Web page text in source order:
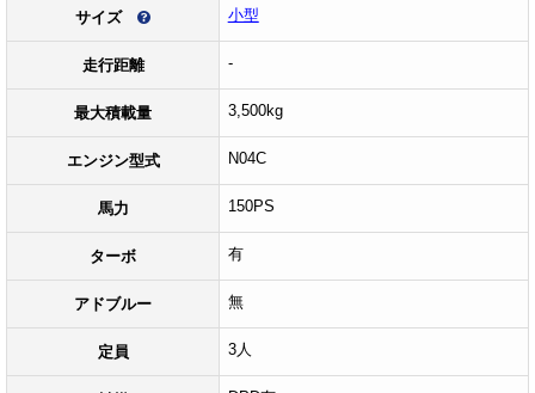
サイズ 小型
走行距離 -
最大積載量 3,500kg
エンジン型式 N04C
馬力 150PS
ターボ 有
アドブルー 無
定員 3人